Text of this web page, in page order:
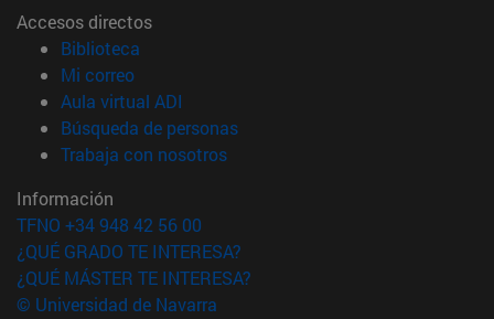
Accesos directos
Biblioteca
Mi correo(abre en nueva ventana)
Aula virtual ADI
Búsqueda de personas(abre en nueva ventana)
Trabaja con nosotros(abre en nueva ventana)
Información
TFNO +34 948 42 56 00
¿QUÉ GRADO TE INTERESA?
¿QUÉ MÁSTER TE INTERESA?
© Universidad de Navarra